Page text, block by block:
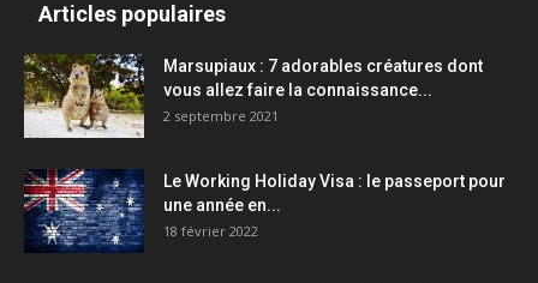
Articles populaires
Marsupiaux : 7 adorables créatures dont
vous allez faire la connaissance...
2 septembre 2021
Le Working Holiday Visa : le passeport pour
une année en...
18 février 2022